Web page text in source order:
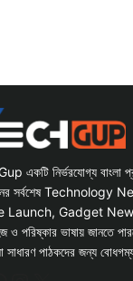
একটি নির্ভরযোগ্য বাংলা
সর্বশেষ
Launch, Gadget News
ও পরিষ্কার ভাষায় জানতে
সাধারণ পাঠকদের জন্য